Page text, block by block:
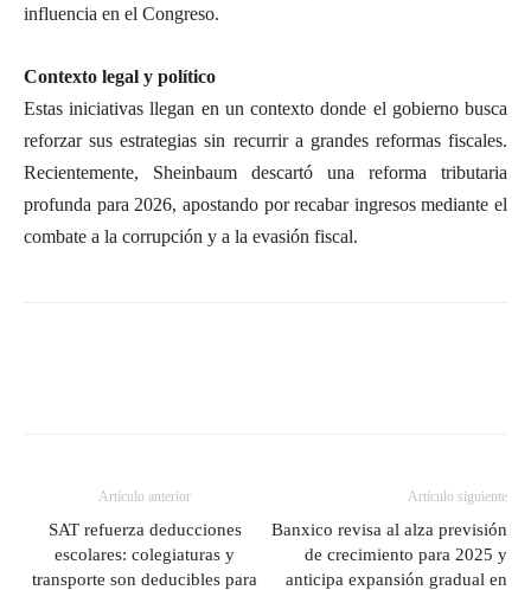
influencia en el Congreso.
Contexto legal y político
Estas iniciativas llegan en un contexto donde el gobierno busca
reforzar sus estrategias sin recurrir a grandes reformas fiscales.
Recientemente, Sheinbaum descartó una reforma tributaria
profunda para 2026, apostando por recabar ingresos mediante el
combate a la corrupción y a la evasión fiscal.
Artículo anterior
SAT refuerza deducciones
escolares: colegiaturas y
transporte son deducibles para
Artículo siguiente
Banxico revisa al alza previsión
de crecimiento para 2025 y
anticipa expansión gradual en